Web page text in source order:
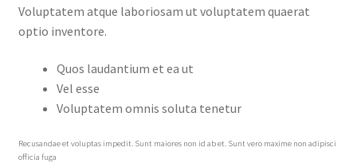
Voluptatem atque laboriosam ut voluptatem quaerat
optio inventore.
Quos laudantium et ea ut
Vel esse
Voluptatem omnis soluta tenetur
Recusandae et voluptas impedit. Sunt maiores non id ab et. Sunt vero maxime non adipisci
officia fuga